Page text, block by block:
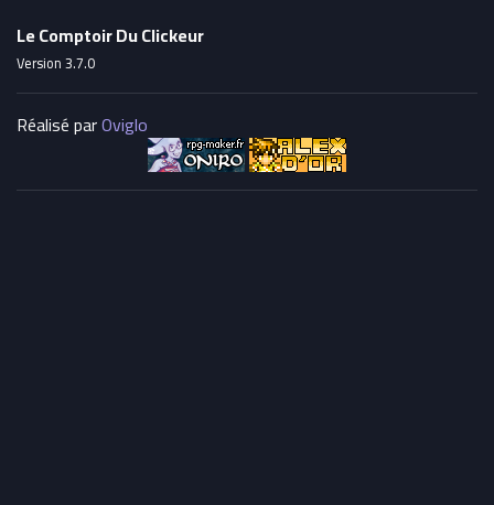
Le Comptoir Du Clickeur
Version 3.7.0
Réalisé parOviglo